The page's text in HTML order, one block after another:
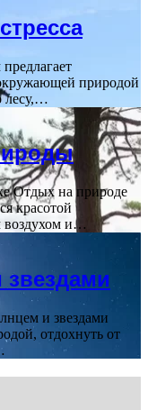
природой
лесу,…
Отдых на природе
красотой
воздухом и…
звездами
и звездами
отдохнуть от